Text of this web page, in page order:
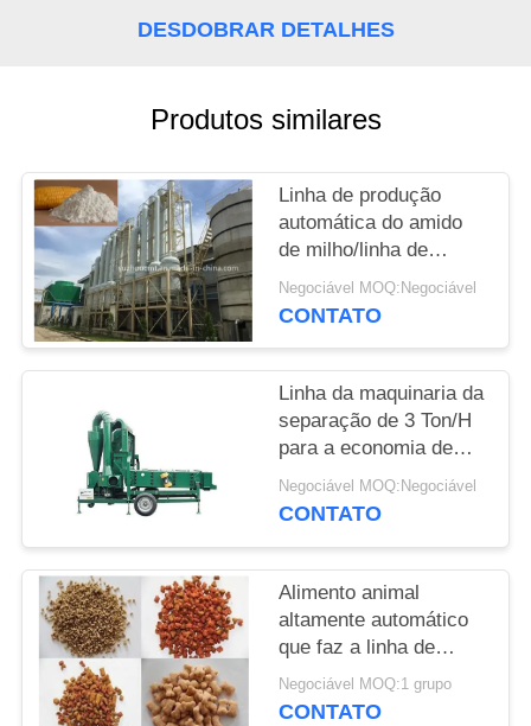
PRIVACY
POLICY
DESDOBRAR DETALHES
Produtos similares
Linha de produção
automática do amido
de milho/linha de
processamento
trituração molhada do
Negociável MOQ:Negociável
CONTATO
Linha da maquinaria da
separação de 3 Ton/H
para a economia de
energia da semente da
uva
Negociável MOQ:Negociável
CONTATO
Alimento animal
altamente automático
que faz a linha de
produção da
máquina/alimentos
Negociável MOQ:1 grupo
CONTATO